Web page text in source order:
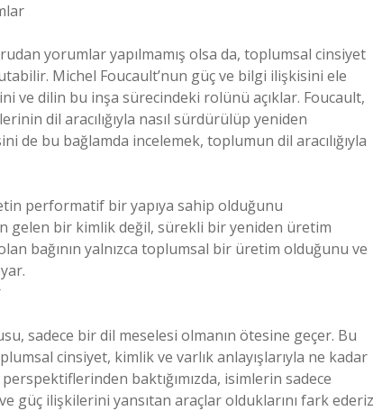
yorumlar yapılmamış olsa da, toplumsal cinsiyet
Michel Foucault’nun güç ve bilgi ilişkisini ele
ve dilin bu inşa sürecindeki rolünü açıklar. Foucault,
dil aracılığıyla nasıl sürdürülüp yeniden
de bu bağlamda incelemek, toplumun dil aracılığıyla
performatif bir yapıya sahip olduğunu
gelen bir kimlik değil, sürekli bir yeniden üretim
bağının yalnızca toplumsal bir üretim olduğunu ve
sadece bir dil meselesi olmanın ötesine geçer. Bu
cinsiyet, kimlik ve varlık anlayışlarıyla ne kadar
baktığımızda, isimlerin sadece
güç ilişkilerini yansıtan araçlar olduklarını fark